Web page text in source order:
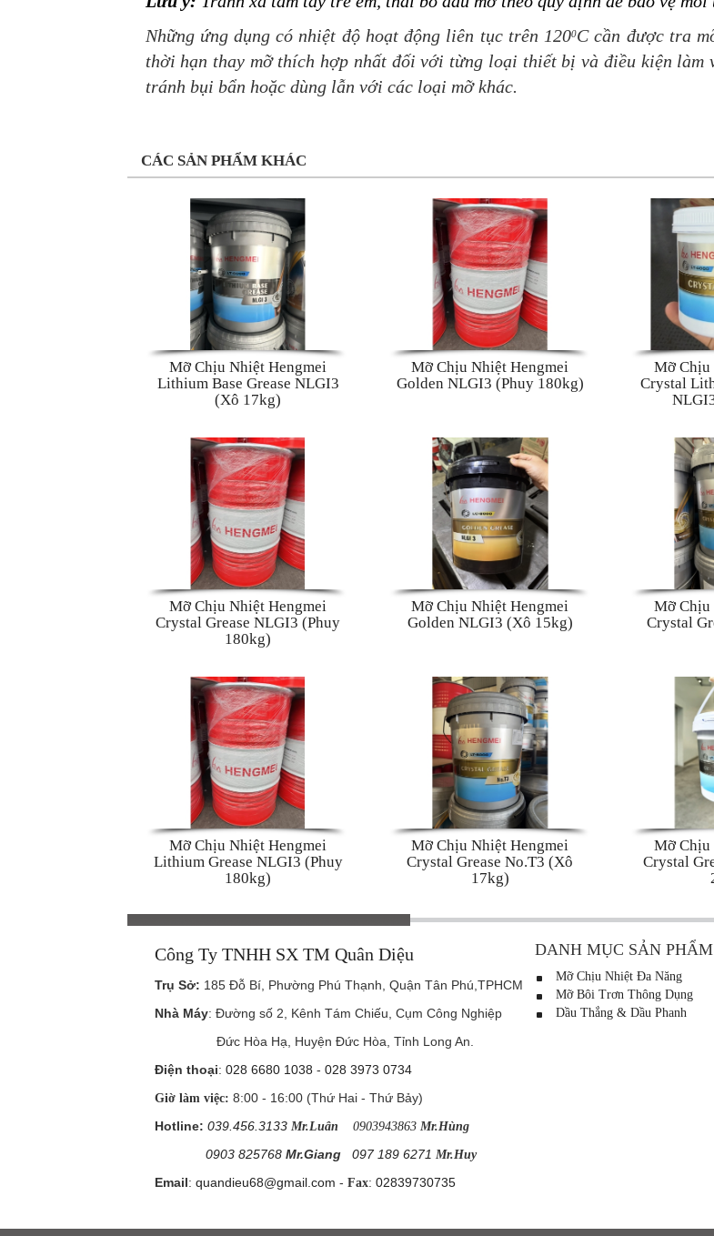
Những ứng dụng có nhiệt độ hoạt động liên tục trên 1200C cần được tra
thời hạn thay mỡ thích hợp nhất đối với từng loại thiết bị và điều kiện làm
tránh bụi bẩn hoặc dùng lẫn với các loại mỡ khác.
CÁC SẢN PHẨM KHÁC
Mỡ Chịu Nhiệt Hengmei
Lithium Base Grease NLGI3
(Xô 17kg)
Mỡ Chịu Nhiệt Hengmei
Golden NLGI3 (Phuy 180kg)
Mỡ Chịu
Crystal
Mỡ Chịu Nhiệt Hengmei
Crystal Grease NLGI3 (Phuy
180kg)
Mỡ Chịu Nhiệt Hengmei
Golden NLGI3 (Xô 15kg)
Mỡ Chịu
Crystal
Mỡ Chịu Nhiệt Hengmei
Lithium Grease NLGI3 (Phuy
180kg)
Mỡ Chịu Nhiệt Hengmei
Crystal Grease No.T3 (Xô
17kg)
Mỡ Chịu
Crystal
Công Ty TNHH SX TM Quân Diệu
Trụ Sở: 185 Đỗ Bí, Phường Phú Thạnh, Quận Tân Phú,TPHCM
Nhà Máy: Đường số 2, Kênh Tám Chiếu, Cụm Công Nghiệp
Đức Hòa Hạ, Huyện Đức Hòa, Tỉnh Long An.
Điện thoại: 028 6680 1038 - 028 3973 0734
Giờ làm việc: 8:00 - 16:00 (Thứ Hai - Thứ Bảy)
Hotline: 039.456.3133 Mr.Luân 0903943863 Mr.Hùng
0903 825768 Mr.Giang 097 189 6271 Mr.Huy
Email: quandieu68@gmail.com - Fax: 02839730735
DANH MỤC SẢN PHẨM
Mỡ Chịu Nhiệt Đa Năng
Mỡ Bôi Trơn Thông Dụng
Dầu Thắng & Dầu Phanh